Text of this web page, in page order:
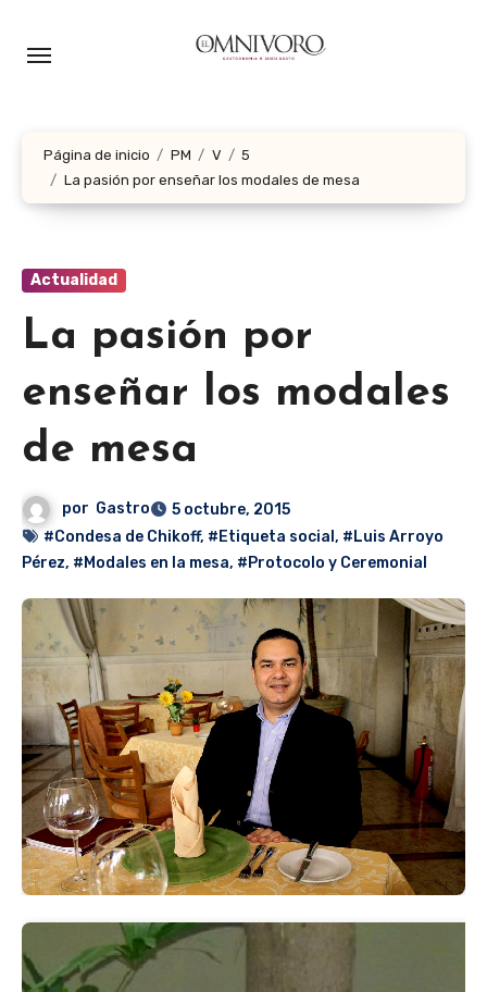
Página de inicio PM V
5
La pasión por enseñar los modales de mesa
Actualidad
La pasión por
enseñar los modales
de mesa
por Gastro
5 octubre, 2015
#Condesa de Chikoff, #Etiqueta social , #Luis Arroyo
Pérez, #Modales en la mesa, #Protocolo y Ceremonial